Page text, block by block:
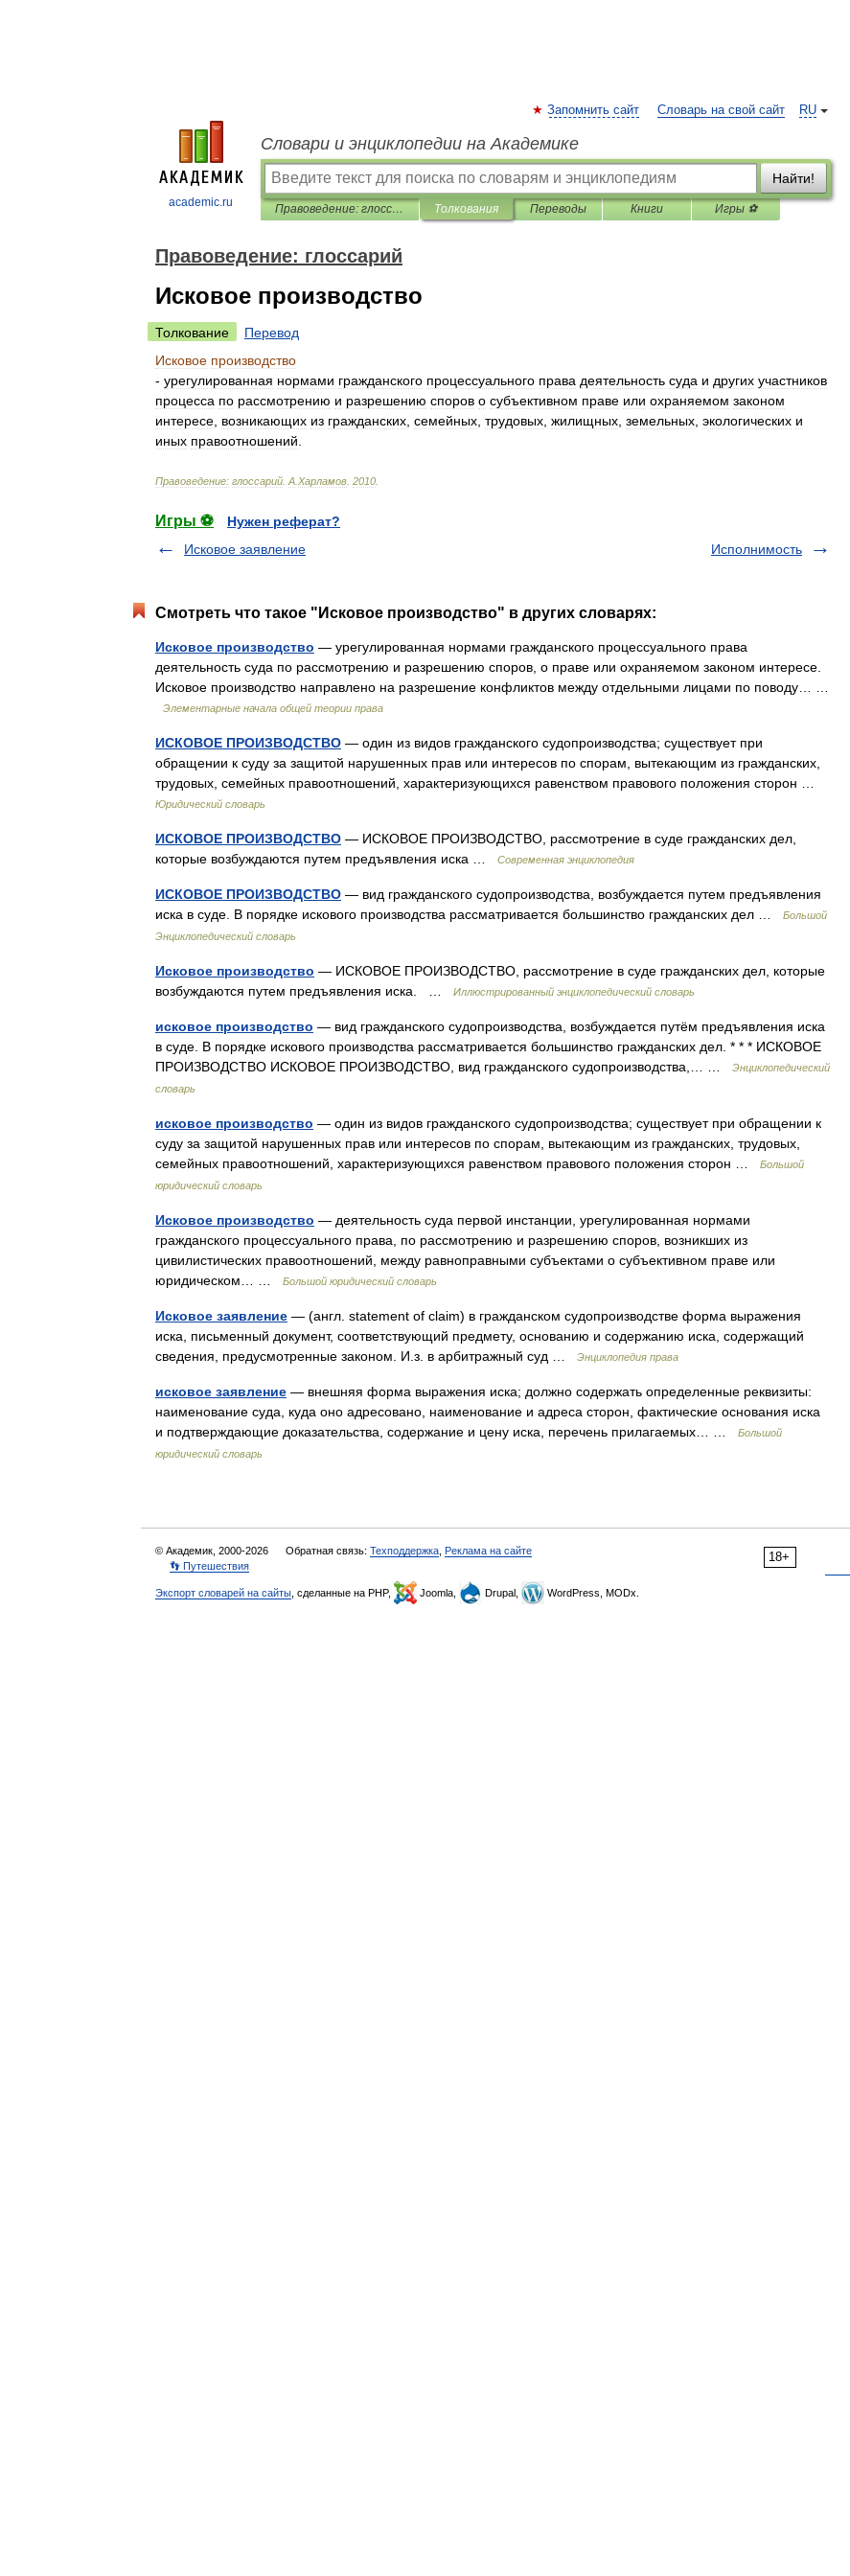
academic.ru
RU
Запомнить сайт Словарь на свой сайт
Словари и энциклопедии на Академике
Найти!
Правоведение: глоссарий Толкования Переводы Книги Игры ⚽
Правоведение: глоссарий
Исковое производство
Толкование
Перевод
Исковое производство
- урегулированная нормами гражданского процессуального права деятельность суда и других участников
процесса по рассмотрению и разрешению споров о субъективном праве или охраняемом законом
интересе возникающих из гражданских семейных трудовых жилищных земельных экологических и
иных правоотношений
Правоведение: глоссарий А Харламов 2010
Игры ⚽
Нужен реферат?
Исковое заявление
Исполнимость
Смотреть что такое "Исковое производство" в других словарях:
Исковое производство — урегулированная нормами гражданского процессуального права
деятельность суда по рассмотрению и разрешению споров, о праве или охраняемом законом интересе.
Исковое производство направлено на разрешение конфликтов между отдельными лицами по поводу… …
Элементарные начала общей теории права
ИСКОВОЕ ПРОИЗВОДСТВО — один из видов гражданского судопроизводства; существует при
обращении к суду за защитой нарушенных прав или интересов по спорам, вытекающим из гражданских,
трудовых, семейных правоотношений, характеризующихся равенством правового положения сторон …
Юридический словарь
ИСКОВОЕ ПРОИЗВОДСТВО — ИСКОВОЕ ПРОИЗВОДСТВО, рассмотрение в суде гражданских дел,
которые возбуждаются путем предъявления иска …
Современная энциклопедия
ИСКОВОЕ ПРОИЗВОДСТВО — вид гражданского судопроизводства, возбуждается путем предъявления
иска в суде. В порядке искового производства рассматривается большинство гражданских дел …
Большой
Энциклопедический словарь
Исковое производство — ИСКОВОЕ ПРОИЗВОДСТВО, рассмотрение в суде гражданских дел, которые
возбуждаются путем предъявления иска. …
Иллюстрированный энциклопедический словарь
исковое производство — вид гражданского судопроизводства, возбуждается путём предъявления иска
в суде. В порядке искового производства рассматривается большинство гражданских дел. * * * ИСКОВОЕ
ПРОИЗВОДСТВО ИСКОВОЕ ПРОИЗВОДСТВО, вид гражданского судопроизводства,… …
Энциклопедический
словарь
исковое производство — один из видов гражданского судопроизводства; существует при обращении к
суду за защитой нарушенных прав или интересов по спорам, вытекающим из гражданских, трудовых,
семейных правоотношений, характеризующихся равенством правового положения сторон …
Большой
юридический словарь
Исковое производство — деятельность суда первой инстанции, урегулированная нормами
гражданского процессуального права, по рассмотрению и разрешению споров, возникших из
цивилистических правоотношений, между равноправными субъектами о субъективном праве или
юридическом… …
Большой юридический словарь
Исковое заявление — (англ. statement of claim) в гражданском судопроизводстве форма выражения
иска, письменный документ, соответствующий предмету, основанию и содержанию иска, содержащий
сведения, предусмотренные законом. И.з. в арбитражный суд …
Энциклопедия права
исковое заявление — внешняя форма выражения иска; должно содержать определенные реквизиты:
наименование суда, куда оно адресовано, наименование и адреса сторон, фактические основания иска
и подтверждающие доказательства, содержание и цену иска, перечень прилагаемых… …
Большой
юридический словарь
18+
© Академик, 2000-2026 Обратная связь: Техподдержка Реклама на сайте
👣 Путешествия
Экспорт словарей на сайты , сделанные на PHP, Joomla, Drupal, WordPress, MODx.